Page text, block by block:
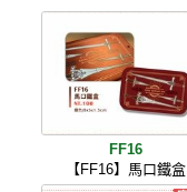
FF16
【FF16】馬口鐵盒